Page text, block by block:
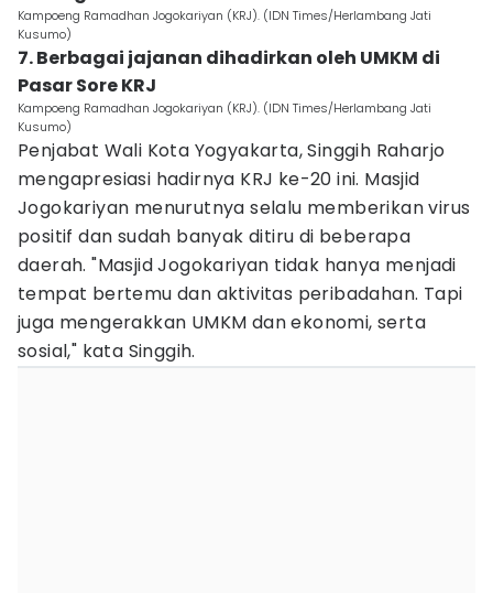
Kampoeng Ramadhan Jogokariyan (KRJ). (IDN Times/Herlambang Jati
Kusumo)
7. Berbagai jajanan dihadirkan oleh UMKM di
Pasar Sore KRJ
Kampoeng Ramadhan Jogokariyan (KRJ). (IDN Times/Herlambang Jati
Kusumo)
Penjabat Wali Kota Yogyakarta, Singgih Raharjo
mengapresiasi hadirnya KRJ ke-20 ini. Masjid
Jogokariyan menurutnya selalu memberikan virus
positif dan sudah banyak ditiru di beberapa
daerah. "Masjid Jogokariyan tidak hanya menjadi
tempat bertemu dan aktivitas peribadahan. Tapi
juga mengerakkan UMKM dan ekonomi, serta
sosial," kata Singgih.